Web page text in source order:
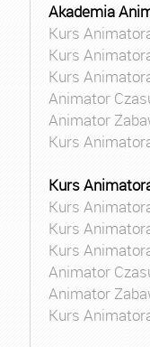
Akademia
Kurs
Kurs
Kurs
Animator
Animator
Kurs
Kurs
Kurs
Kurs
Kurs
Animator
Animator
Kurs